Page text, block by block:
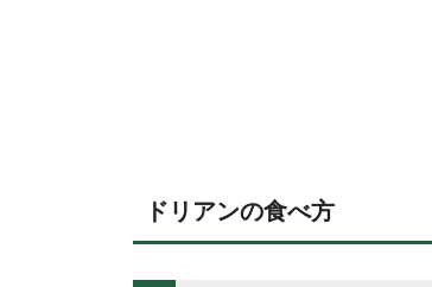
ドリアンの食べ方